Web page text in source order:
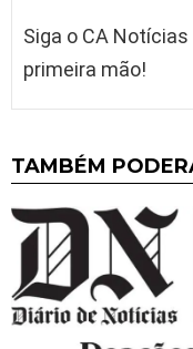
Siga o CA
primeira mão!
TAMBÉM